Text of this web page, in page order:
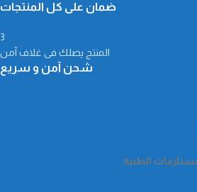
ضمان على كل المنتجات
3
المنتج يصلك فى غلاف آمن
شحن آمن و سريع
الطبية